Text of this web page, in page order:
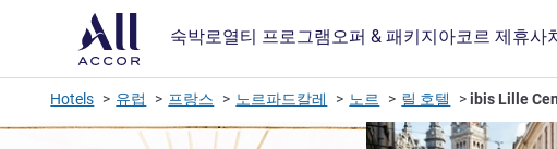
숙박로열티 프로그램 오퍼 & 패키지아코르 제휴사
Hotels 유럽 프랑스 노르파드칼레 노르 릴 호텔 ibis Lille